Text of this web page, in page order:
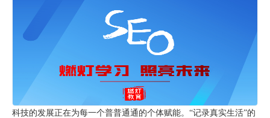
科技的发展正在为每一个普普通通的个体赋能。“记录真实生活”的